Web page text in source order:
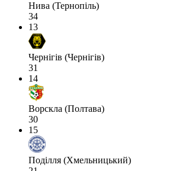
Нива (Тернопіль)
34
13
Чернігів (Чернігів)
31
14
Ворскла (Полтава)
30
15
Поділля (Хмельницький)